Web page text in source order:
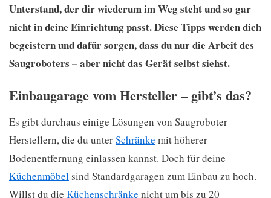
Unterstand, der dir wiederum im Weg steht und so gar
nicht in deine Einrichtung passt. Diese Tipps werden dich
begeistern und dafür sorgen, dass du nur die Arbeit des
Saugroboters – aber nicht das Gerät selbst siehst.
Einbaugarage vom Hersteller – gibt’s das?
Es gibt durchaus einige Lösungen von Saugroboter
Herstellern, die du unterSchränke mit höherer
Bodenentfernung einlassen kannst. Doch für deine
Küchenmöbelsind Standardgaragen zum Einbau zu hoch.
Willst du die Küchenschränke nicht um bis zu 20